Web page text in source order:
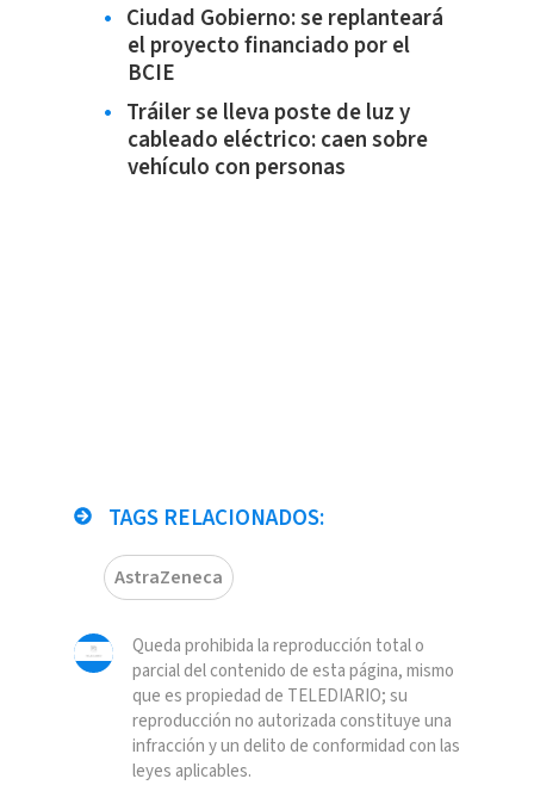
Ciudad Gobierno: se replanteará
el proyecto financiado por el
BCIE
Tráiler se lleva poste de luz y
cableado eléctrico: caen sobre
vehículo con personas
TAGS RELACIONADOS:
AstraZeneca
Queda prohibida la reproducción total o
parcial del contenido de esta página, mismo
que es propiedad de TELEDIARIO; su
reproducción no autorizada constituye una
infracción y un delito de conformidad con las
leyes aplicables.